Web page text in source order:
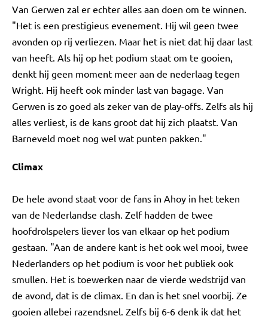
Van Gerwen zal er echter alles aan doen om te winnen.
"Het is een prestigieus evenement. Hij wil geen twee
avonden op rij verliezen. Maar het is niet dat hij daar last
van heeft. Als hij op het podium staat om te gooien,
denkt hij geen moment meer aan de nederlaag tegen
Wright. Hij heeft ook minder last van bagage. Van
Gerwen is zo goed als zeker van de play-offs. Zelfs als hij
alles verliest, is de kans groot dat hij zich plaatst. Van
Barneveld moet nog wel wat punten pakken."
Climax
De hele avond staat voor de fans in Ahoy in het teken
van de Nederlandse clash. Zelf hadden de twee
hoofdrolspelers liever los van elkaar op het podium
gestaan. "Aan de andere kant is het ook wel mooi, twee
Nederlanders op het podium is voor het publiek ook
smullen. Het is toewerken naar de vierde wedstrijd van
de avond, dat is de climax. En dan is het snel voorbij. Ze
gooien allebei razendsnel. Zelfs bij 6-6 denk ik dat het